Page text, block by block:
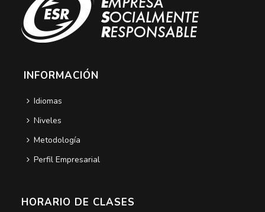
INFORMACIÓN
Idiomas
Niveles
Metodología
Perfil Empresarial
HORARIO DE CLASES